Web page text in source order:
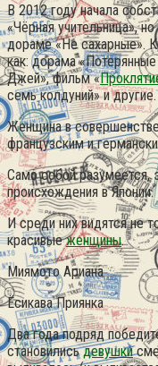
В 2012 году начала
«Чёрная учительница»,
дораме «Не сахарные».
как: дорама
Джей», фильм «
семь колдуний» и другие.
Женщина в
французским и
Само собой разумеется,
происхождения в
И среди них видятся не
красивыеженщины.
Миямото Ариана
Ёсикава Приянка
Два года подряд
становилисьдевушки